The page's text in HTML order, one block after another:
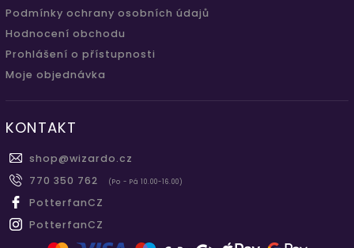
Podmínky ochrany osobních údajů
Hodnocení obchodu
Prohlášení o přístupnosti
Moje objednávka
KONTAKT
shop@wizardo.cz
770 350 762
(Po - Pá 10.00-16.00)
PotterfanCZ
PotterfanCZ